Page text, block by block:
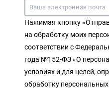
Нажимая кнопку
на обработку моих
соответствии с
года №152-ФЗ «О
условиях и для целей,
обработку